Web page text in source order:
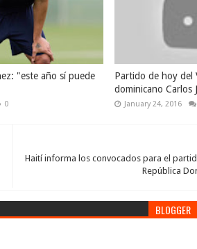
"este año sí puede
0
Partido de hoy del
dominicano Carlos
January 24, 2016
Haití informa los convocados para el
República
BLOGGER